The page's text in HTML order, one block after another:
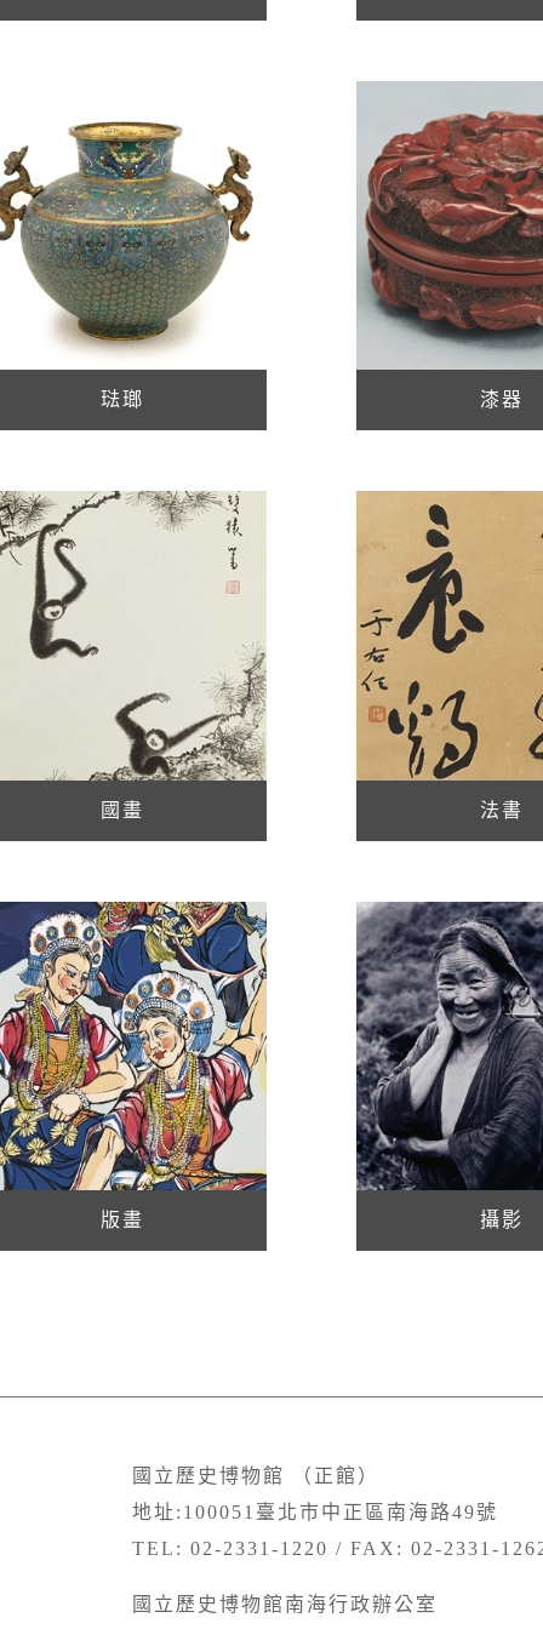
琺瑯 漆器
國畫 法書
版畫 攝影
國立歷史博物館 （正館）
地址:100051臺北市中正區南海路49號
TEL: 02-2331-1220 / FAX: 02-2331-
國立歷史博物館南海行政辦公室